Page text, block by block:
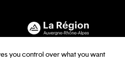
you control over what you want